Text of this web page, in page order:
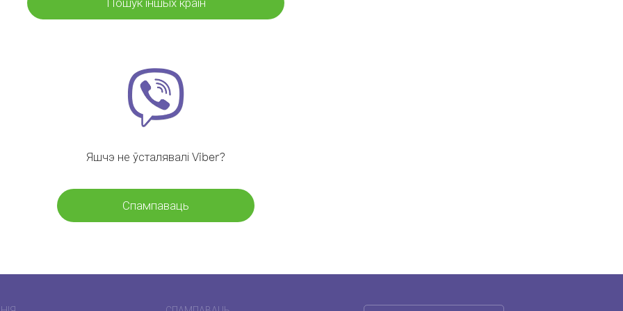
Яшчэ не ўсталявалі Viber?
Спампаваць